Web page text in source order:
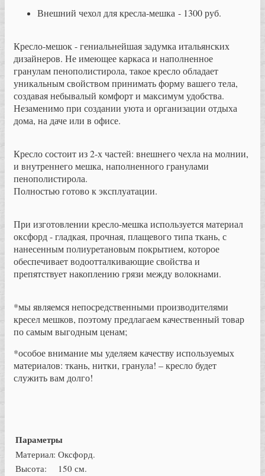
Внешний чехол для кресла-мешка - 1300 руб.
Кресло-мешок - гениальнейшая задумка итальянских
дизайнеров. Не имеющее каркаса и наполненное
гранулам пенополистирола, такое кресло обладает
уникальным свойством принимать форму вашего тела,
создавая небывалый комфорт и максимум удобства.
Незаменимо при создании уюта и организации отдыха
дома, на даче или в офисе.
Кресло состоит из 2-х частей: внешнего чехла на молнии,
и внутреннего мешка, наполненного гранулами
пенополистирола.
Полностью готово к эксплуатации.
При изготовлении кресло-мешка используется материал
оксфорд - гладкая, прочная, плащевого типа ткань, с
нанесенным полиуретановым покрытием, которое
обеспечивает водоотталкивающие свойства и
препятствует накоплению грязи между волокнами.
*мы являемся непосредственными производителями
кресел мешков, поэтому предлагаем качественный товар
по самым выгодным ценам;
*особое внимание мы уделяем качеству используемых
материалов: ткань, нитки, гранула! – кресло будет
служить вам долго!
Параметры
Материал: Оксфорд.
Высота:
150 см.